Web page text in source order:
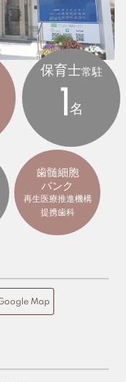
保育士常駐
1名
歯髄細胞
バンク
再生医療推進機構
提携歯科
Map